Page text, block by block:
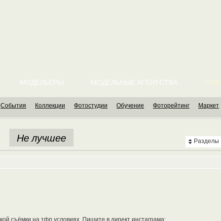
МОДЕЛЬЕРЫ МОДЕЛЬНЫЕ АГЕНТСТВА
События Коллекции Фотостудии Обучение Фоторейтинг Маркет
Разделы
Не лучшее
съёмки на тфп условиях. Пишите в директ инстаграма: